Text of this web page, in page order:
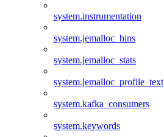
system.instrumentation
system.jemalloc_bins
system.jemalloc_stats
system.jemalloc_profile_text
system.kafka_consumers
system.keywords